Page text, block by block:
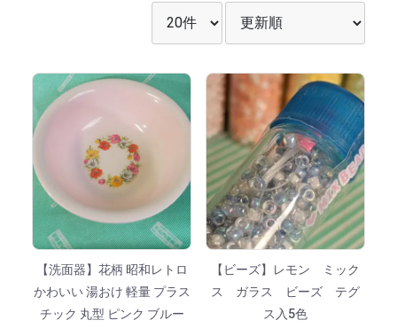
並び順を選択
【洗面器】花柄 昭和レトロ
かわいい 湯おけ 軽量 プラス
チック 丸型 ピンク ブルー
【ビーズ】レモン ミック
ス ガラス ビーズ テグ
ス入5色